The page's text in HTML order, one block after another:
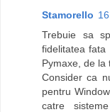
Stamorello
Trebuie sa
fidelitatea
Pymaxe, de la
Consider ca
pentru
catre